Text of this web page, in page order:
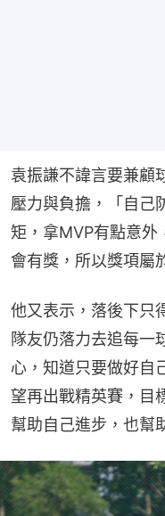
袁振謙不諱言要兼顧
壓力與負擔，「自己
矩，拿MVP有點意外
會有獎，所以獎項屬
他又表示，落後下只
隊友仍落力去追每一
心，知道只要做好自
望再出戰精英賽，目
幫助自己進步，也幫